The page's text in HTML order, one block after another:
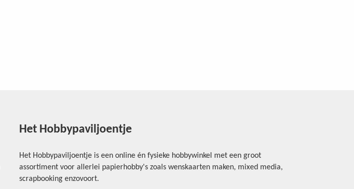
Het Hobbypaviljoentje
Het Hobbypaviljoentje is een online én fysieke hobbywinkel met een groot
assortiment voor allerlei papierhobby's zoals wenskaarten maken, mixed media,
scrapbooking enzovoort.